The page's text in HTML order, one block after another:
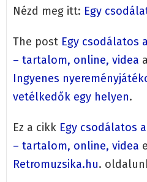
Nézd meg itt: Egy
The post Egy csodálatos
– tartalom, online, videa
Ingyenes
vetélkedők egy helyen.
Ez a cikk Egy csodálatos
– tartalom, online, videa
Retromuzsika.hu.